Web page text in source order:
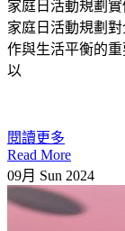
家庭日活動規劃
家庭日活動規劃
作與生活平衡的
以
閱讀更多
Read More
09月 Sun 2024